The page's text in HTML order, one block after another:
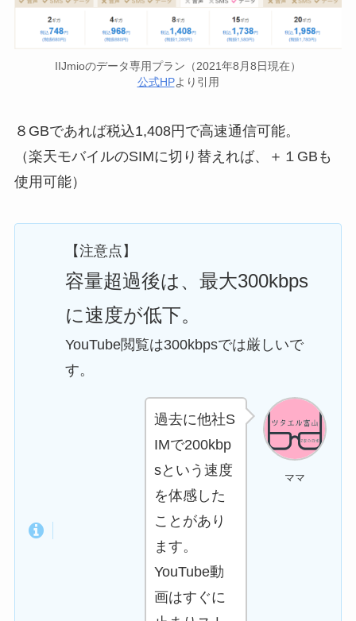
IIJmioのデータ専用プラン（2021年8月8日現在）
公式HPより引用
８GBであれば税込1,408円で高速通信可能。
（楽天モバイルのSIMに切り替えれば、＋１GBも
使用可能）
【注意点】
容量超過後は、最大300kbps
に速度が低下。
YouTube閲覧は300kbpsでは厳しいで
す。
ママ
過去に他社S
IMで200kbp
sという速度
を体感した
ことがあり
ます。
YouTube動
画はすぐに